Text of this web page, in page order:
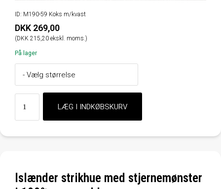
ID: M190-59 Koks m/kvast
DKK 269,00
(DKK 215,20 ekskl. moms.)
På lager
Islænder strikhue med stjernemønster